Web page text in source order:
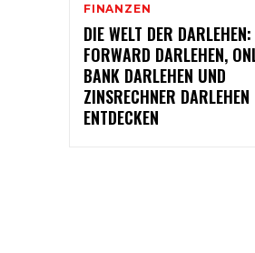
FINANZEN
DIE WELT DER DARLEHEN:
FORWARD DARLEHEN,
BANK DARLEHEN UND
ZINSRECHNER DARLEHEN
ENTDECKEN